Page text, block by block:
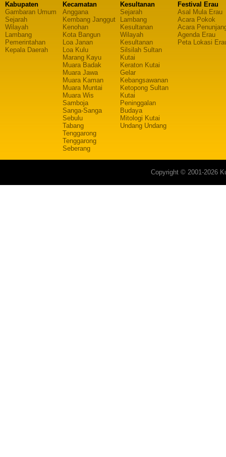
Kabupaten
Gambaran Umum
Sejarah
Wilayah
Lambang
Pemerintahan
Kepala Daerah
Kecamatan
Anggana
Kembang Janggut
Kenohan
Kota Bangun
Loa Janan
Loa Kulu
Marang Kayu
Muara Badak
Muara Jawa
Muara Kaman
Muara Muntai
Muara Wis
Samboja
Sanga-Sanga
Sebulu
Tabang
Tenggarong
Tenggarong
Seberang
Kesultanan
Sejarah
Lambang
Kesultanan
Wilayah
Kesultanan
Silsilah Sultan
Kutai
Keraton Kutai
Gelar
Kebangsawanan
Ketopong Sultan
Kutai
Peninggalan
Budaya
Mitologi Kutai
Undang Undang
Festival Erau
Asal Mula Erau
Acara Pokok
Acara
Agenda Erau
Peta Lokasi
Copyright © 2001-2026